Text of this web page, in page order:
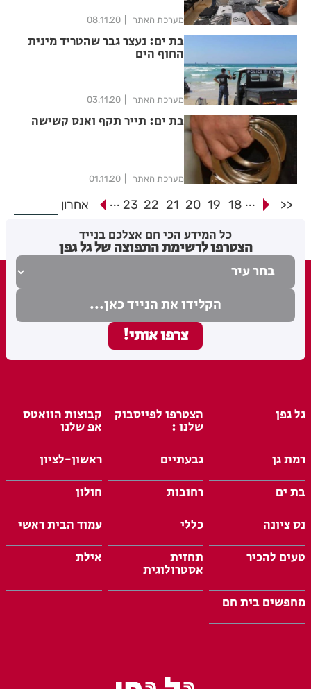
מערכת האתר 08.11.20
בת ים: נעצר גבר שהטריד מינית
החוף הים
מערכת האתר 03.11.20
בת ים: תייר תקף ואנס קשישה
מערכת האתר 01.11.20
<<
...
18
19
20
21
22
23
... אחרון
כל המידע הכי חם אצלכם בנייד
הצטרפו לרשימת התפוצה של גל גפן
גל גפן הצטרפו לפייסבוק
שלנו :
קבוצות הוואטס
אפ שלנו
רמת גן
גבעתיים
ראשון-לציון
בת ים
רחובות
חולון
נס ציונה
כללי
עמוד הבית ראשי
טעים להכיר
תחזית
אסטרולוגית
אילת
מחפשים בית חם